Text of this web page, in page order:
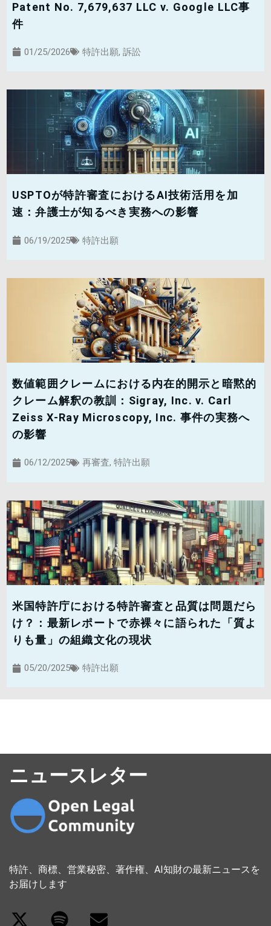
Patent No. 7,679,637 LLC v. Google LLC事
件
01/25/2026 特許出願, 訴訟
USPTOが特許審査におけるAI技術活用を加
速：弁護士が知るべき実務への影響
06/19/2025 特許出願
数値範囲クレームにおける内在的開示と暗黙的
クレーム解釈の教訓：Sigray, Inc. v. Carl
Zeiss X-Ray Microscopy, Inc. 事件の実務へ
の影響
06/12/2025 再審査, 特許出願
米国特許庁における特許審査と品質は問題だら
け？：最新レポートで赤裸々に語られた「質よ
りも量」の組織文化の現状
05/20/2025 特許出願
ニュースレター
特許、商標、営業秘密、著作権、AI知財の最新ニュースを
お届けします